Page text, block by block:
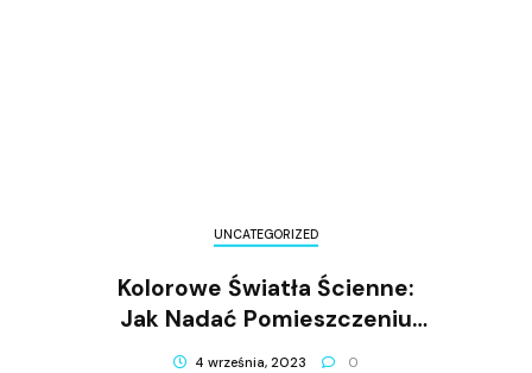
UNCATEGORIZED
Kolorowe Światła Ścienne:
Jak Nadać Pomieszczeniu
Niepowtarzalnego
4 września, 2023 0